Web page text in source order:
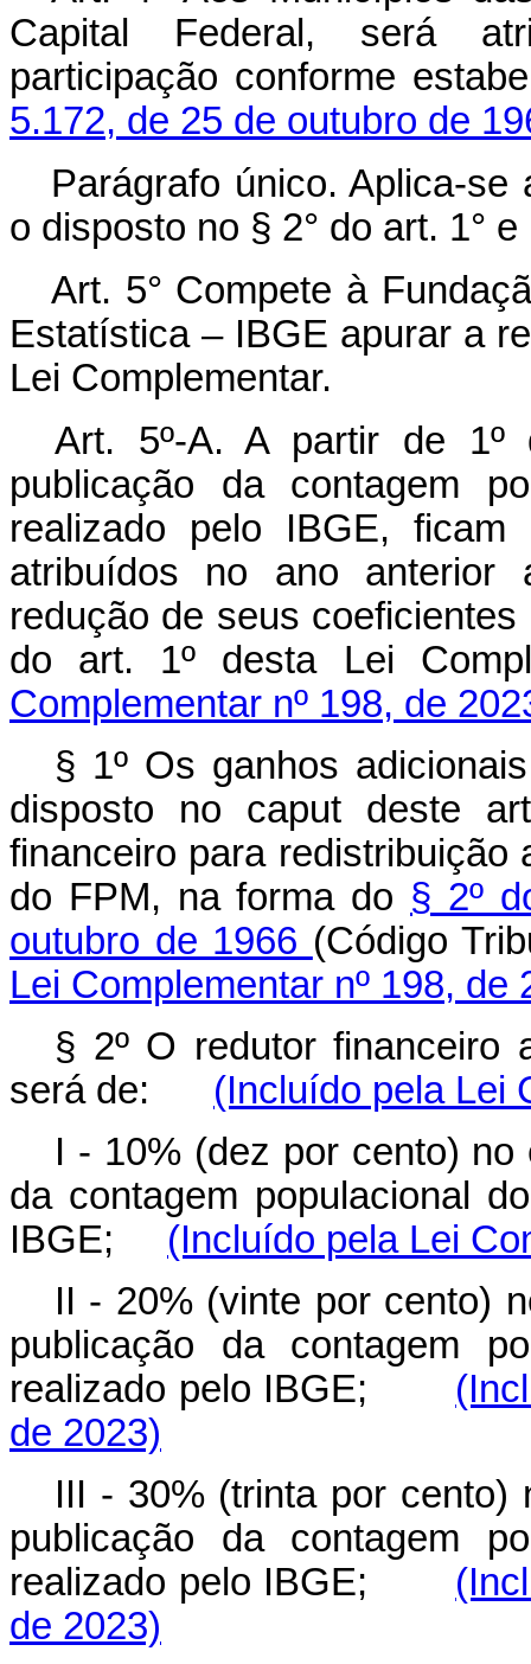
Capital Federal, será
participação conforme
5.172, de 25 de outubro de
Parágrafo único. Aplica-
o disposto no § 2° do art. 1°
Art. 5° Compete à
Estatística – IBGE apurar a
Lei Complementar.
Art. 5º-A. A partir de 1º
publicação da contagem
realizado pelo IBGE,
atribuídos no ano anterior
redução de seus
do art. 1º desta Lei
Complementar nº 198, de
§ 1º Os ganhos
disposto no caput deste
financeiro para redistribuição
do FPM, na forma do § 2º
outubro de 1966 (Código
Lei Complementar nº 198, de
§ 2º O redutor financeiro
será de: (Incluído pela Lei
I - 10% (dez por cento)
da contagem populacional
IBGE; (Incluído pela Lei
II - 20% (vinte por cento)
publicação da contagem
realizado pelo IBGE;
de 2023)
III - 30% (trinta por cento)
publicação da contagem
realizado pelo IBGE;
de 2023)